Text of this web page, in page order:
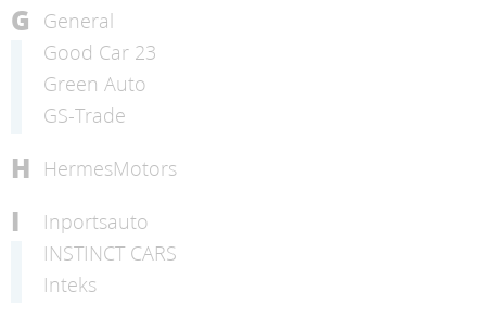
G
General
Good Car 23
Green Auto
GS-Trade
H HermesMotors
I
Inportsauto
INSTINCT CARS
Inteks